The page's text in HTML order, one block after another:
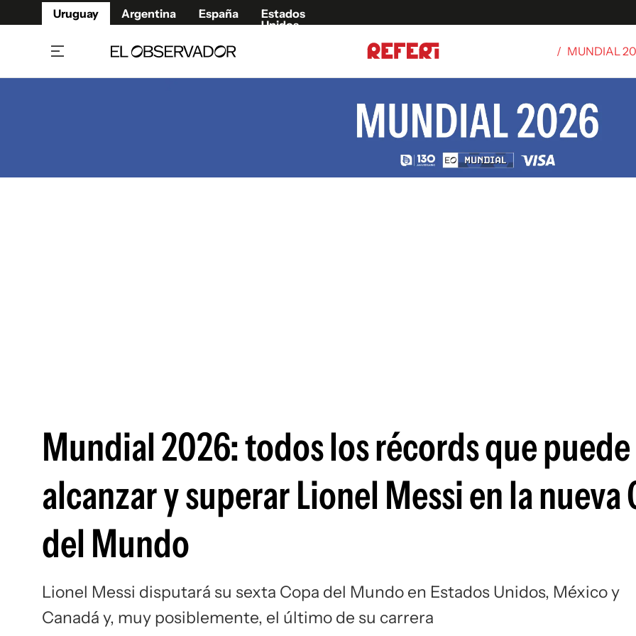
Uruguay Argentina España
Estados
Unidos
/ MUNDIAL
Mundial 2026: todos los récords que puede
alcanzar y superar Lionel Messi en la nueva
del Mundo
Lionel Messi disputará su sexta Copa del Mundo en Estados Unidos, México y
Canadá y, muy posiblemente, el último de su carrera